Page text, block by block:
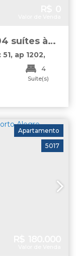
suítes à
51, ap 1202,
Catarina
4
Suíte(s)
5017
Apartamento